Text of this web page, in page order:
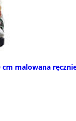
malowana